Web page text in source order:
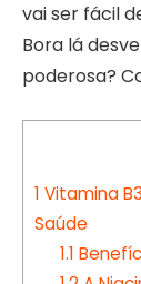
vai ser fácil
Bora lá
poderosa?
1 Vitamina
Saúde
1.1